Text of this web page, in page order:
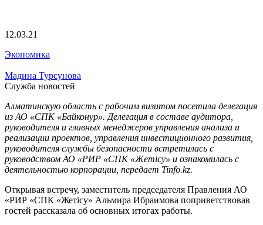
12.03.21
Экономика
Мадина Турсунова
Служба новостей
Алматинскую область с рабочим визитом посетила делегация
из АО «СПК «Байконур». Делегация в составе аудитора,
руководителя и главных менеджеров управления анализа и
реализации проектов, управления инвестиционного развития,
руководителя службы безопасности встретилась с
руководством АО «РИР «СПК «Жетісу» и ознакомилась с
деятельностью корпорации, передает Tinfo.kz.
Открывая встречу, заместитель председателя Правления АО
«РИР «СПК «Жетісу» Альмира Ибраимова поприветствовав
гостей рассказала об основных итогах работы.